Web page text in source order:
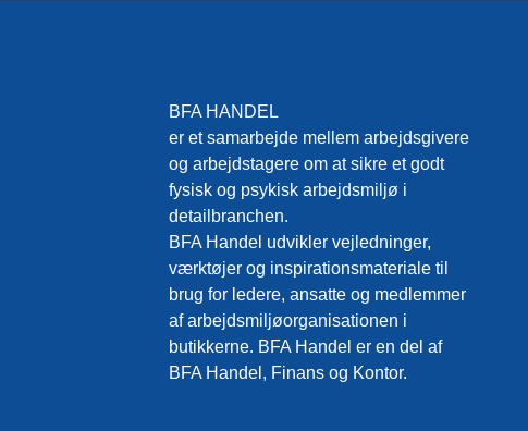
BFA HANDEL
er et samarbejde mellem arbejdsgivere
og arbejdstagere om at sikre et godt
fysisk og psykisk arbejdsmiljø i
detailbranchen.
BFA Handel udvikler vejledninger,
værktøjer og inspirationsmateriale til
brug for ledere, ansatte og medlemmer
af arbejdsmiljøorganisationen i
butikkerne. BFA Handel er en del af
BFA Handel, Finans og Kontor.